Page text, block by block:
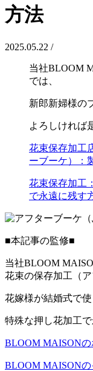
方法
2025.05.22 /
当社BLOOM
では、
新郎新婦様の
よろしければ
花束保存加工
ーブーケ）：
花束保存加工
で永遠に残す
■本記事の監修■
当社BLOOM
花束の保存加工（
花嫁様が結婚式で
特殊な押し花加工
BLOOM MAISON
BLOOM MAISON